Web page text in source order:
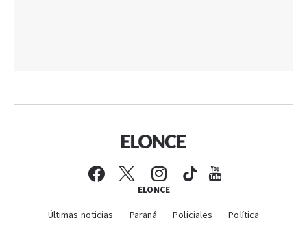
ELONCE
Últimas noticias Paraná Policiales
Política